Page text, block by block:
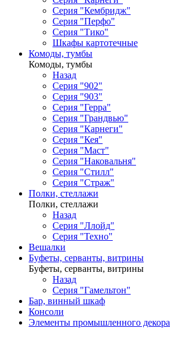
Серия "Кембридж"
Серия "Перфо"
Серия "Тико"
Шкафы картотечные
Комоды, тумбы
Комоды, тумбы
Назад
Серия "902"
Серия "903"
Серия "Герра"
Серия "Грандвью"
Серия "Карнеги"
Серия "Кея"
Серия "Маст"
Серия "Наковальня"
Серия "Стилл"
Серия "Страж"
Полки, стеллажи
Полки, стеллажи
Назад
Серия "Ллойд"
Серия "Техно"
Вешалки
Буфеты, серванты, витрины
Буфеты, серванты, витрины
Назад
Серия "Гамельтон"
Бар, винный шкаф
Консоли
Элементы промышленного декора